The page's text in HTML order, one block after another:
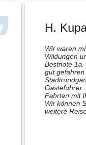
H.
Wir waren
Wildungen
Bestnote
gut
Gästeführer.
Fahrten mit
Wir können
weitere